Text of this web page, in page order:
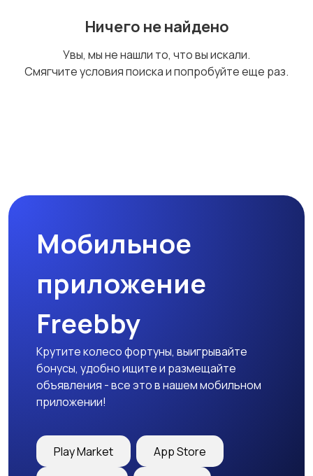
Трикотаж Спортивная одежда
Футболки и топы
одежда
Ничего не найдено
Увы, мы не нашли то, что вы искали.
Смягчите условия поиска и попробуйте еще раз.
Мобильное
приложение
Freebby
Крутите колесо фортуны, выигрывайте
бонусы, удобно ищите и размещайте
объявления - все это в нашем мобильном
приложении!
Play Market App Store